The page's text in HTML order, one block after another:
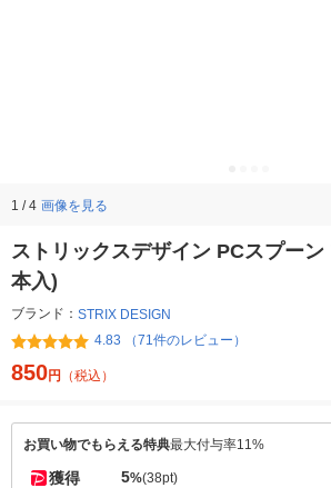
1 / 4 画像を見る
ストリックスデザイン PCスプー
本入)
ブランド： STRIX DESIGN
4.83 （71件のレビュー）
850円 （税込）
お買い物でもらえる特典最大付与率11%
獲得 5%(38pt)